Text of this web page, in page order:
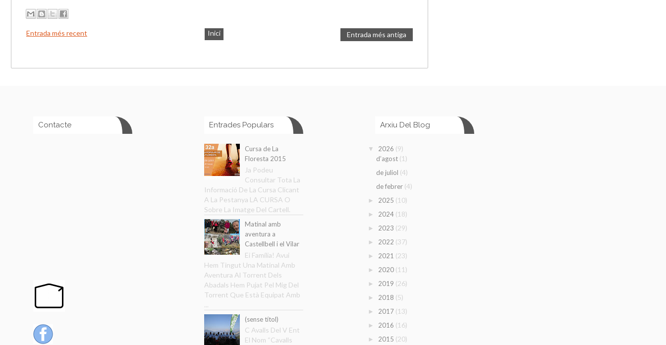
Entrada més recent Entrada més antiga
Inici
Contacte Entrades Populars
Cursa de La
Floresta 2015
Ja Podeu
Consultar Tota La
Informació De La Cursa Clicant
A La Pestanya LA CURSA O
Sobre La Imatge Del Cartell.
Matinal amb
aventura a
Castellbell i el Vilar
Ei Família! Avui
Hem Tingut Una Matinal Amb
Aventura Al Torrent Dels
Abadals Hem Pujat Pel Mig Del
Torrent Que Està Equipat Amb
...
(sense títol)
C Avalls Del V Ent
El Nom “Cavalls
Arxiu Del Blog
▼ 2026 (9)
d’agost (1)
de juliol (4)
de febrer (4)
► 2025 (10)
► 2024 (18)
► 2023 (29)
► 2022 (37)
► 2021 (23)
► 2020 (11)
► 2019 (26)
► 2018 (5)
► 2017 (13)
► 2016 (16)
► 2015 (20)